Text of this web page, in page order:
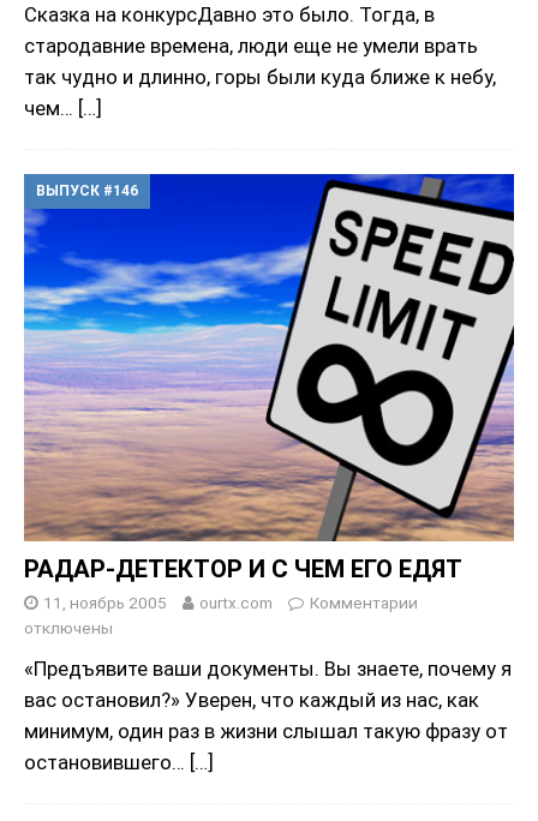
Сказка на конкурсДавно это было. Тогда, в
стародавние времена, люди еще не умели врать
так чудно и длинно, горы были куда ближе к небу,
чем… […]
ВЫПУСК #146
РАДАР-ДЕТЕКТОР И С ЧЕМ ЕГО ЕДЯТ
11, ноябрь 2005 ourtx.com
Комментарии
отключены
«Предъявите ваши документы. Вы знаете, почему я
вас остановил?» Уверен, что каждый из нас, как
минимум, один раз в жизни слышал такую фразу от
остановившего… […]